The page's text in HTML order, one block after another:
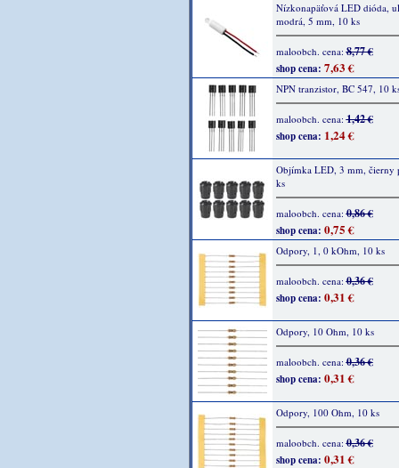
Nízkonapäťová LED dióda,
modrá, 5 mm, 10 ks
maloobch. cena:8,77 €
shop cena: 7,63 €
NPN tranzistor, BC 547, 10
maloobch. cena:1,42 €
shop cena: 1,24 €
Objímka LED, 3 mm, čierny
ks
maloobch. cena:0,86 €
shop cena: 0,75 €
Odpory, 1, 0 kOhm, 10 ks
maloobch. cena:0,36 €
shop cena: 0,31 €
Odpory, 10 Ohm, 10 ks
maloobch. cena:0,36 €
shop cena: 0,31 €
Odpory, 100 Ohm, 10 ks
maloobch. cena:0,36 €
shop cena: 0,31 €